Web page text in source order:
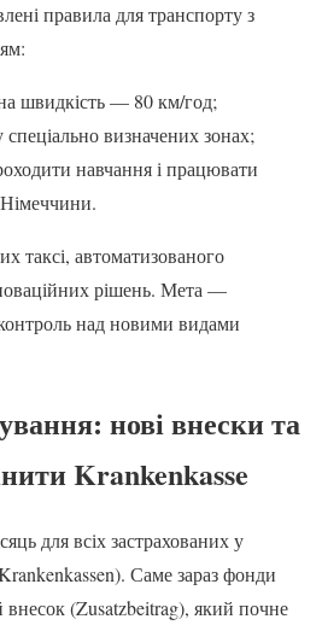
правила для транспорту з
швидкість — 80 км/год;
визначених зонах;
навчання і працювати
таксі, автоматизованого
рішень. Мета —
над новими видами
нові внески та
Krankenkasse
для всіх застрахованих у
Саме зараз фонди
(Zusatzbeitrag), який почне